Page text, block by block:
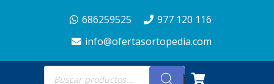
686259525
977 120 116
info@ofertasortopedia.com
Búsqueda
de